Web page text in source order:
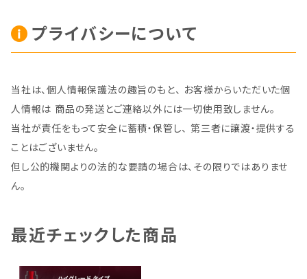
プライバシーについて
当社は、個人情報保護法の趣旨のもと、 お客様からいただいた個
人情報は 商品の発送とご連絡以外には一切使用致しません。
当社が責任をもって安全に蓄積・保管し、 第三者に譲渡・提供する
ことはございません。
但し公的機関よりの法的な要請の場合は、その限りではありませ
ん。
最近チェックした商品